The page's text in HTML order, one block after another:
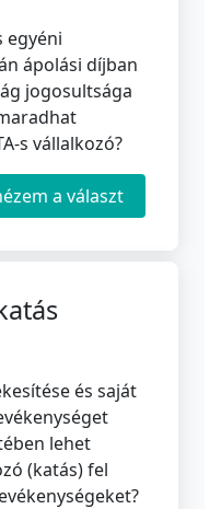
egyéni
ápolási díjban
jogosultsága
s vállalkozó?
a választ
és saját
lehet
(katás) fel